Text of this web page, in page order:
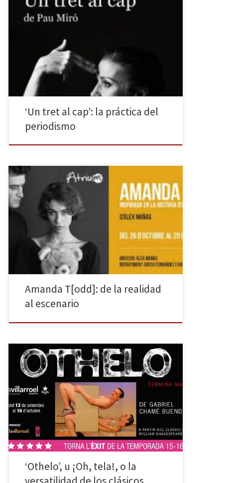
En el pasado Grec 2017 Festival de Barcelona, la
fue Un tret al cap, de Pau Miró. Debido al éxito de
crítica y público, abren ahora la temporada 2017-2018
con la reposición de la pieza, interpretada por Emma
Vilarasau, Imma Colomer y […]
‘Un tret al cap’: la práctica del
periodismo
Amanda Todd, una joven estudiante de secundaria
canadiense, se ahorcó poco antes de cumplir los
dieciséis años. Hacía unas semanas que había colgado
en Youtube un vídeo en el que, mediante carteles
escritos a mano que iba pasando, contaba su triste
historia, lo que la empujaba a acabar con su […]
Amanda T[odd]: de la realidad
al escenario
La Villarroel abre temporada con Othelo, montaje que
programa de nuevo tras el éxito que tuvo la
temporada pasada, cuando pudo verse durante un
par de semanas en la sección Off de la sala. Se trata
de la irreverente versión argentina del clásico de
Shakespeare, adaptada y dirigida por Gabriel […]
‘Othelo’, u ¡Oh, tela!, o la